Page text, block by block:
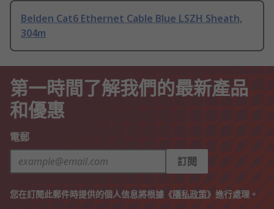
Belden Cat6 Ethernet Cable Blue LSZH Sheath,
304m
第一時間了解我們的最新產品
和優惠
電郵
訂閱
您在訂閱此郵件時提供的個人信息將根據《隱私政策》進行處理。